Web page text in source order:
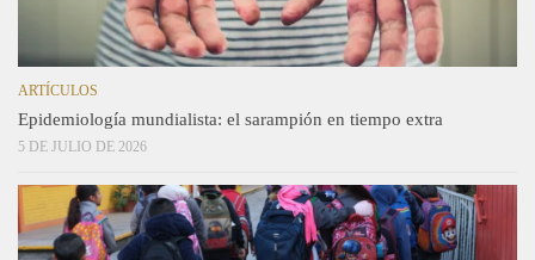
ARTÍCULOS
Epidemiología mundialista: el sarampión en tiempo extra
5 DE JULIO DE 2026